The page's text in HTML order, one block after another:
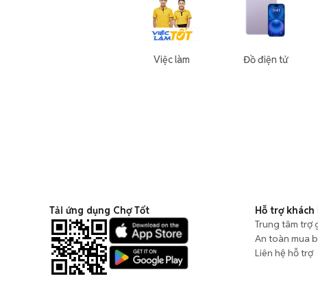
Việc làm Đồ điện tử
Tải ứng dụng Chợ Tốt
Hỗ trợ khách
Trung tâm trợ
An toàn mua
Liên hệ hỗ trợ